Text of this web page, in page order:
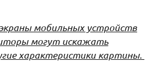
мобильных устройств
могут искажать
характеристики картины.